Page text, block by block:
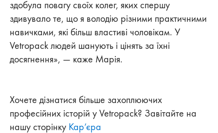
здобула повагу своїх колег, яких спершу
здивувало те, що я володію різними практичними
навичками, які більш властиві чоловікам. У
Vetropack людей шанують і цінять за їхні
досягнення», — каже Марія.
Хочете дізнатися більше захоплюючих
професійних історій у Vetropack? Завітайте на
нашу сторінку Кар’єра